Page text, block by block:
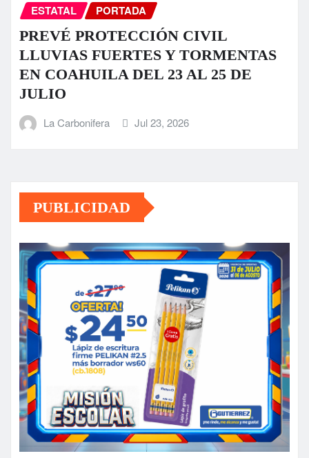
ESTATAL PORTADA
PREVÉ PROTECCIÓN CIVIL
LLUVIAS FUERTES Y TORMENTAS
EN COAHUILA DEL 23 AL 25 DE
JULIO
La Carbonifera Jul 23, 2026
PUBLICIDAD